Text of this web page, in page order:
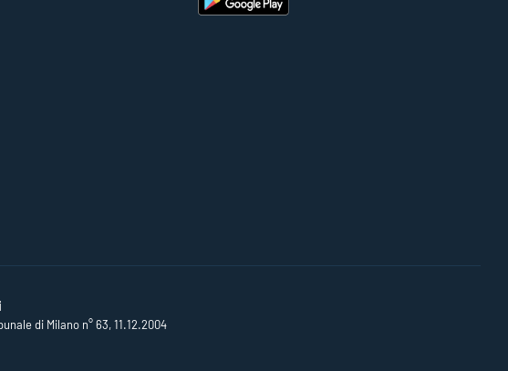
di Milano n° 63, 11.12.2004